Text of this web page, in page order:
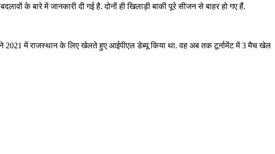
के बारे में जानकारी दी गई है. दोनों ही खिलाड़ी बाकी पूरे सीजन से बाहर हो गए हैं.
2021 में राजस्थान के लिए खेलते हुए आईपीएल डेब्यू किया था. वह अब तक टूर्नामेंट में 3 मैच खेल